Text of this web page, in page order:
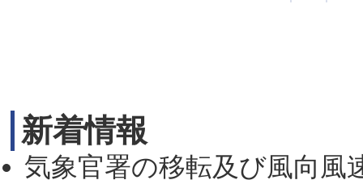
新着情報
気象官署の移転及び風向風